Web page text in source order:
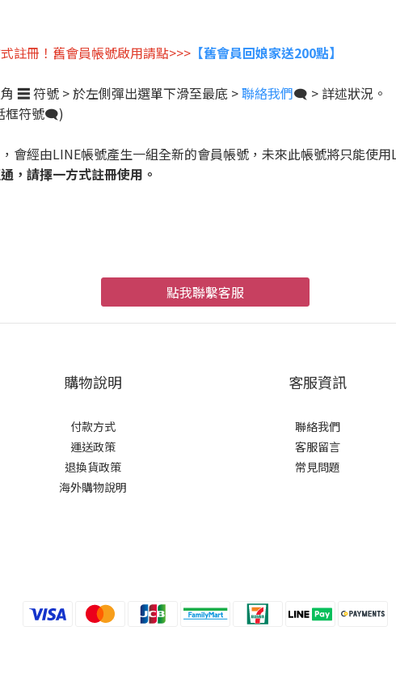
註冊！舊會員帳號啟用請點>>> 【舊會員回娘家送200點】
☰ 符號 > 於左側彈出選單下滑至最底 >聯絡我們🗨️ > 詳述狀況。
框符號🗨️)
，會經由LINE帳號產生一組全新的會員帳號，未來此帳號將只能使用
，請擇一方式註冊使用。
點我聯繫客服
購物說明
付款方式
運送政策
退換貨政策
海外購物說明
客服資訊
聯絡我們
客服留言
常見問題